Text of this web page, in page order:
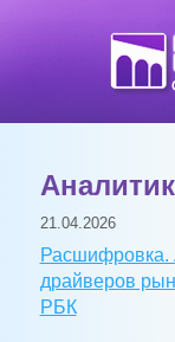
21.04.2026
Расшифровка.
драйверов
РБК